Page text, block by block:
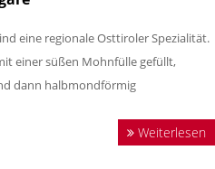
eine regionale Osttiroler Spezialität.
einer süßen Mohnfülle gefüllt,
dann halbmondförmig
Weiterlesen